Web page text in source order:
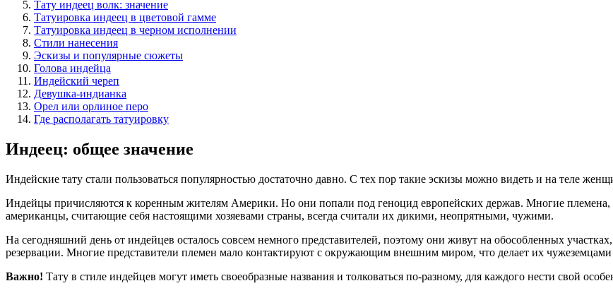
Тату индеец волк: значение
Татуировка индеец в цветовой гамме
Татуировка индеец в черном исполнении
Стили нанесения
Эскизы и популярные сюжеты
Голова индейца
Индейский череп
Девушка-индианка
Орел или орлиное перо
Где располагать татуировку
Индеец: общее значение
Индейские тату стали пользоваться популярностью достаточно давно. С тех пор такие эскизы можно видеть и на теле
Индейцы причисляются к коренным жителям Америки. Но они попали под геноцид европейских держав. Многие
американцы, считающие себя настоящими хозяевами страны, всегда считали их дикими, неопрятными, чужими.
На сегодняшний день от индейцев осталось совсем немного представителей, поэтому они живут на обособленных
резервации. Многие представители племен мало контактируют с окружающим внешним миром, что делает их чужеземцами
Важно! Тату в стиле индейцев могут иметь своеобразные названия и толковаться по-разному, для каждого нести свой